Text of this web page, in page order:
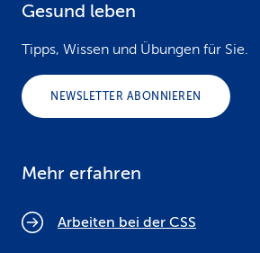
Gesund leben
Tipps, Wissen und Übungen für Sie.
NEWSLETTER ABONNIEREN
Mehr erfahren
Arbeiten bei der CSS